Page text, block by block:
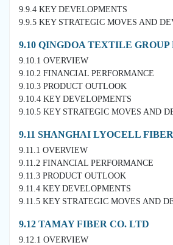
9.9.4 KEY DEVELOPMENTS
9.9.5 KEY STRATEGIC MOVES AND
9.10 QINGDOA TEXTILE GROUP
9.10.1 OVERVIEW
9.10.2 FINANCIAL PERFORMANCE
9.10.3 PRODUCT OUTLOOK
9.10.4 KEY DEVELOPMENTS
9.10.5 KEY STRATEGIC MOVES AND
9.11 SHANGHAI LYOCELL FIBER
9.11.1 OVERVIEW
9.11.2 FINANCIAL PERFORMANCE
9.11.3 PRODUCT OUTLOOK
9.11.4 KEY DEVELOPMENTS
9.11.5 KEY STRATEGIC MOVES AND
9.12 TAMAY FIBER CO. LTD
9.12.1 OVERVIEW